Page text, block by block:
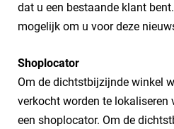
dat u een bestaande klant
mogelijk om u voor deze
Shoplocator
Om de dichtstbijzijnde winkel
verkocht worden te lokaliseren
een shoplocator. Om de